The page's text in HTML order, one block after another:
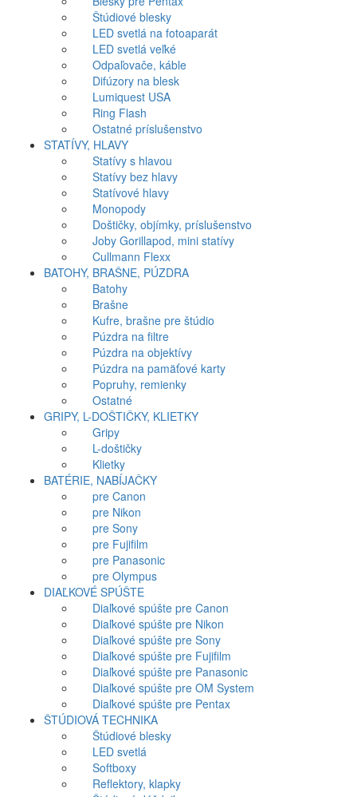
Štúdiové blesky
LED svetlá na fotoaparát
LED svetlá veľké
Odpaľovače, káble
Difúzory na blesk
Lumiquest USA
Ring Flash
Ostatné príslušenstvo
STATÍVY, HLAVY
Statívy s hlavou
Statívy bez hlavy
Statívové hlavy
Monopody
Doštičky, objímky, príslušenstvo
Joby Gorillapod, mini statívy
Cullmann Flexx
BATOHY, BRAŠNE, PÚZDRA
Batohy
Brašne
Kufre, brašne pre štúdio
Púzdra na filtre
Púzdra na objektívy
Púzdra na pamäťové karty
Popruhy, remienky
Ostatné
GRIPY, L-DOŠTIČKY, KLIETKY
Gripy
L-doštičky
Klietky
BATÉRIE, NABÍJAČKY
pre Canon
pre Nikon
pre Sony
pre Fujifilm
pre Panasonic
pre Olympus
DIAĽKOVÉ SPÚŠTE
Diaľkové spúšte pre Canon
Diaľkové spúšte pre Nikon
Diaľkové spúšte pre Sony
Diaľkové spúšte pre Fujifilm
Diaľkové spúšte pre Panasonic
Diaľkové spúšte pre OM System
Diaľkové spúšte pre Pentax
ŠTÚDIOVÁ TECHNIKA
Štúdiové blesky
LED svetlá
Softboxy
Reflektory, klapky